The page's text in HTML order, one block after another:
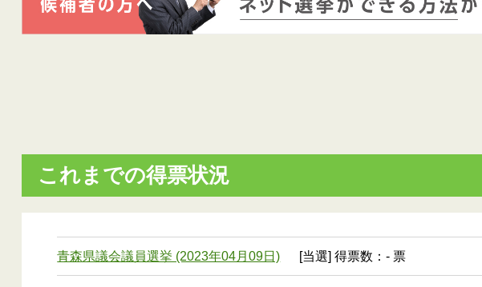
これまでの得票状況
青森県議会議員選挙 (2023年04月09日) [当選] 得票数：- 票